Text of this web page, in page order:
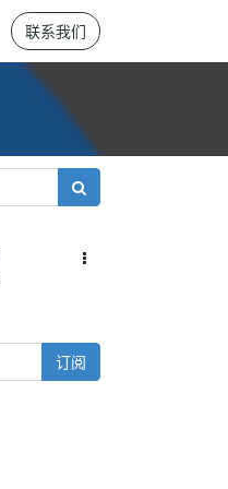
联系我们
订阅